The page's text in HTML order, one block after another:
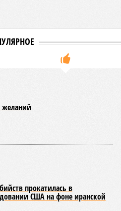
прокатилась в
США на фоне иранской